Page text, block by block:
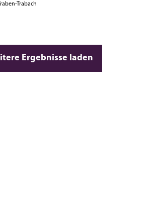
Trabach
Ergebnisse laden